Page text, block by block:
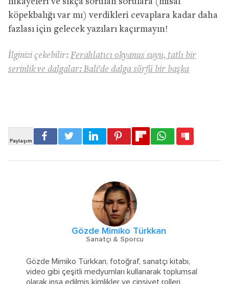
köpekbalığı var mı) verdikleri cevaplara kadar daha
fazlası için gelecek yazıları kaçırmayın!
İlginizi çekebilir: Ferahlatıcı okyanus suyu, tatlı bir
serinlik ve dalgalar: Bali’de dalga sörfü bir başka
Gözde Mimiko Türkkan
Sanatçı & Sporcu
Gözde Mimiko Türkkan, fotoğraf, sanatçı kitabı,
video gibi çeşitli medyumları kullanarak toplumsal
olarak inşa edilmiş kimlikler ve cinsiyet rolleri